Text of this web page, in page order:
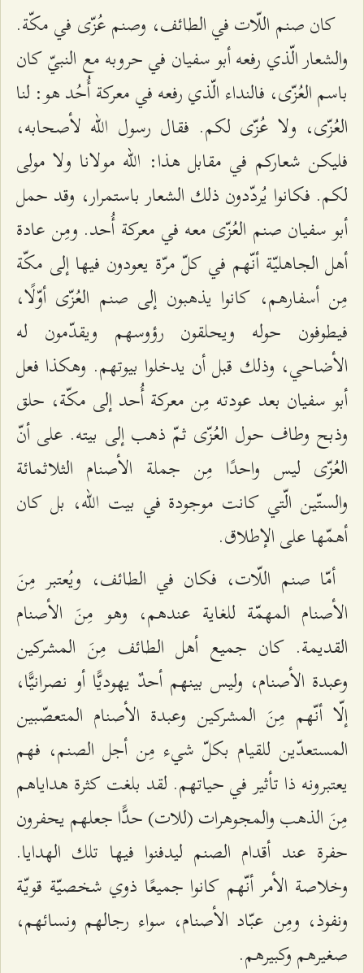
كان صنم اللّات في الطائف، وصنم عُزّى في مكّة.
والشعار الّذي رفعه أبو سفيان في حروبه مع النبيّ كان
باسم العُزّى، فالنداء الّذي رفعه في معركة أُحُد هو: لنا
العُزّى، ولا عُزّى لكم. فقال رسول الله لأصحابه،
فليكن شعاركم في مقابل هذا: الله مولانا ولا مولى
لكم. فكانوا يُردّدون ذلك الشعار باستمرار، وقد حمل
أبو سفيان صنم العُزّى معه في معركة أُحد. ومِن عادة
أهل الجاهليّة أنّهم في كلّ مرّة يعودون فيها إلى مكّة
مِن أسفارهم، كانوا يذهبون إلى صنم العُزّى أوّلًا،
فيطوفون حوله ويحلقون رؤوسهم ويقدّمون له
الأضاحي، وذلك قبل أن يدخلوا بيوتهم. وهكذا فعل
أبو سفيان بعد عودته مِن معركة أُحد إلى مكّة، حلق
وذبح وطاف حول العُزّى ثمّ ذهب إلى بيته. على أنّ
العُزّى ليس واحدًا مِن جملة الأصنام الثلاثمائة
والستّين الّتي كانت موجودة في بيت الله، بل كان
أهمّها على الإطلاق.
أمّا صنم اللّات، فكان في الطائف، ويُعتبر مِنَ
الأصنام المهمّة للغاية عندهم، وهو مِنَ الأصنام
القديمة. كان جميع أهل الطائف مِنَ المشركين
وعبدة الأصنام، وليس بينهم أحدٌ يهوديًّا أو نصرانيًّا،
إلّا أنّهم مِنَ المشركين وعبدة الأصنام المتعصّبين
المستعدّين للقيام بكلّ شيء مِن أجل الصنم، فهم
يعتبرونه ذا تأثير في حياتهم. لقد بلغت كثرة هداياهم
مِنَ الذهب والمجوهرات (للات) حدًّا جعلهم يحفرون
حفرة عند أقدام الصنم ليدفنوا فيها تلك الهدايا.
وخلاصة الأمر أنّهم كانوا جميعًا ذوي شخصيّة قويّة
ونفوذ، ومِن عبّاد الأصنام، سواء رجالهم ونسائهم،
صغيرهم وكبيرهم.